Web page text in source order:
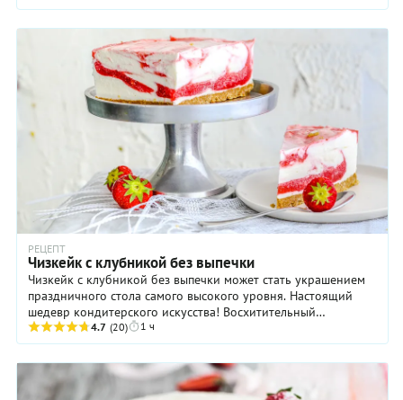
РЕЦЕПТ
Чизкейк с клубникой без выпечки
Чизкейк с клубникой без выпечки может стать украшением
праздничного стола самого высокого уровня. Настоящий
шедевр кондитерского искусства! Восхитительный
мраморный узор сделать совсем не сложно ...
4.7 (20) 1 ч